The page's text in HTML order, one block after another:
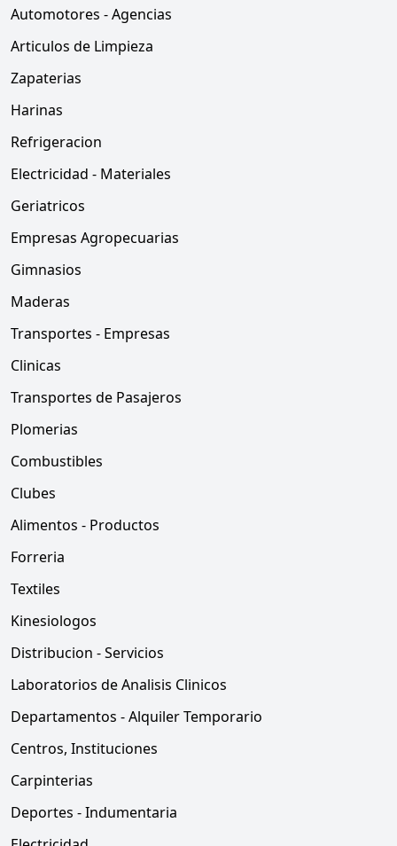
Automotores - Agencias
Articulos de Limpieza
Zapaterias
Harinas
Refrigeracion
Electricidad - Materiales
Geriatricos
Empresas Agropecuarias
Gimnasios
Maderas
Transportes - Empresas
Clinicas
Transportes de Pasajeros
Plomerias
Combustibles
Clubes
Alimentos - Productos
Forreria
Textiles
Kinesiologos
Distribucion - Servicios
Laboratorios de Analisis Clinicos
Departamentos - Alquiler Temporario
Centros, Instituciones
Carpinterias
Deportes - Indumentaria